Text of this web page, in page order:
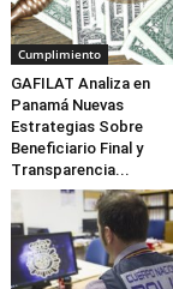
Cumplimiento
GAFILAT Analiza en
Panamá Nuevas
Estrategias Sobre
Beneficiario Final y
Transparencia...